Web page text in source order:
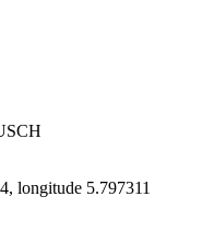
longitude 5.797311